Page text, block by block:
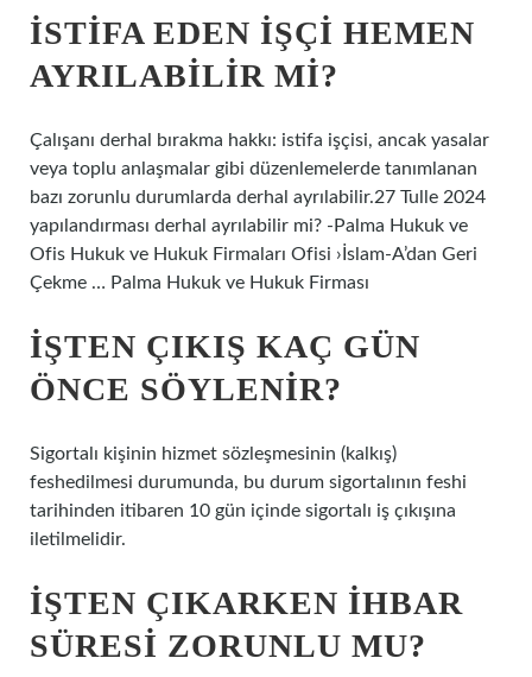
İSTIFA EDEN IŞÇI HEMEN
AYRILABILIR MI?
Çalışanı derhal bırakma hakkı: istifa işçisi, ancak yasalar
veya toplu anlaşmalar gibi düzenlemelerde tanımlanan
bazı zorunlu durumlarda derhal ayrılabilir.27 Tulle 2024
yapılandırması derhal ayrılabilir mi? -Palma Hukuk ve
Ofis Hukuk ve Hukuk Firmaları Ofisi ›İslam-A’dan Geri
Çekme … Palma Hukuk ve Hukuk Firması
İŞTEN ÇIKIŞ KAÇ GÜN
ÖNCE SÖYLENIR?
Sigortalı kişinin hizmet sözleşmesinin (kalkış)
feshedilmesi durumunda, bu durum sigortalının feshi
tarihinden itibaren 10 gün içinde sigortalı iş çıkışına
iletilmelidir.
İŞTEN ÇIKARKEN IHBAR
SÜRESI ZORUNLU MU?